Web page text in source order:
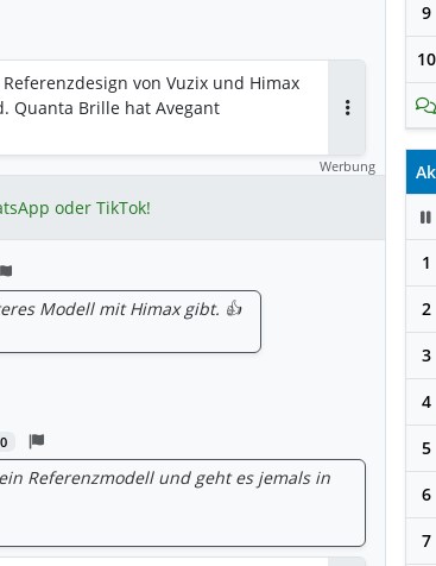
von Vuzix und Himax
Quanta Brille hat Avegant
Antworten
Werbung
oder TikTok!
Modell mit Himax gibt. 👍
0
Referenzmodell und geht es jemals in
9
10
1
2
3
4
5
6
7